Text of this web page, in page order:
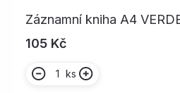
Záznamní kniha A4
105 Kč
ks